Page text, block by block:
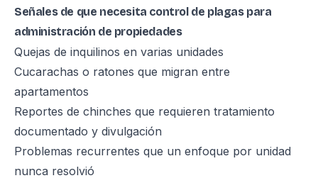
Señales de que necesita control de plagas para
administración de propiedades
Quejas de inquilinos en varias unidades
Cucarachas o ratones que migran entre
apartamentos
Reportes de chinches que requieren tratamiento
documentado y divulgación
Problemas recurrentes que un enfoque por unidad
nunca resolvió